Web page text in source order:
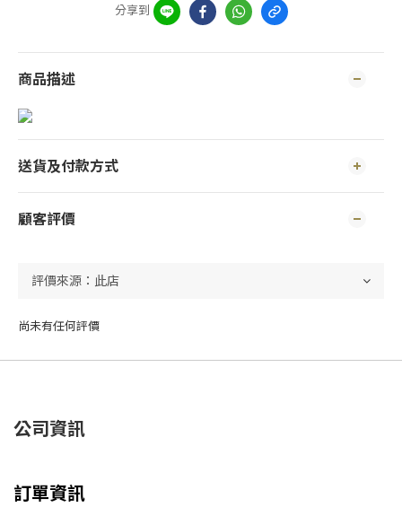
分享到
商品描述
送貨及付款方式
顧客評價
尚未有任何評價
公司資訊
訂單資訊